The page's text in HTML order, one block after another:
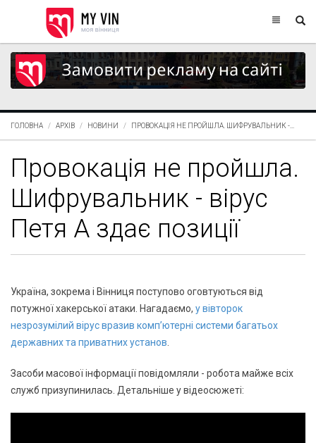
ГОЛОВНА АРХІВ НОВИНИ ПРОВОКАЦІЯ НЕ ПРОЙШЛА. ШИФРУВАЛЬНИК -...
Провокація не пройшла.
Шифрувальник - вірус
Петя А здає позиції
Україна, зокрема і Вінниця поступово оговтуються від
потужної хакерської атаки. Нагадаємо, у вівторок
незрозумілий вірус вразив комп’ютерні системи багатьох
державних та приватних установ
Засоби масової інформації повідомляли - робота майже всіх
служб призупинилась. Детальніше у відеосюжеті: